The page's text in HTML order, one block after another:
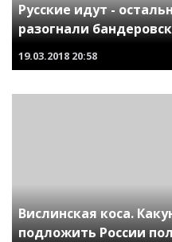
Русские идут -
разогнали
19.03.2018 20:58
Вислинская коса.
подложить России